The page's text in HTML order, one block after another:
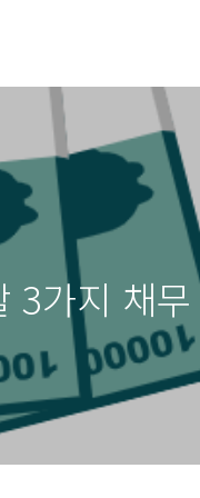
3가지 채